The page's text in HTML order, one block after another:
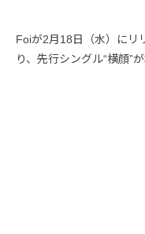
Foiが2月18日（水）にリ
り、先行シングル“横顔”